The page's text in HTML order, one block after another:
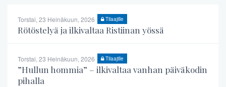
Torstai, 23 Heinäkuun, 2026 Tilaajille
Rötöstelyä ja ilkivaltaa Ristiinan yössä
Torstai, 23 Heinäkuun, 2026 Tilaajille
”Hullun hommia” – ilkivaltaa vanhan päiväkodin
pihalla